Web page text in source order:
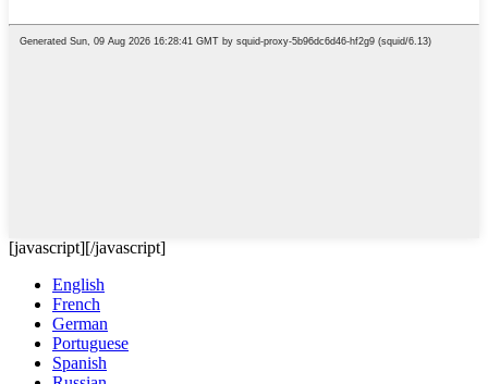
[javascript][/javascript]
English
French
German
Portuguese
Spanish